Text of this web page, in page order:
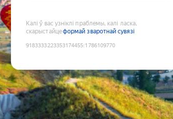
Калі ў вас узніклі праблемы, калі ласка,
скарыстайцеформай зваротнай сувязі
9183333223353174455:1786109770